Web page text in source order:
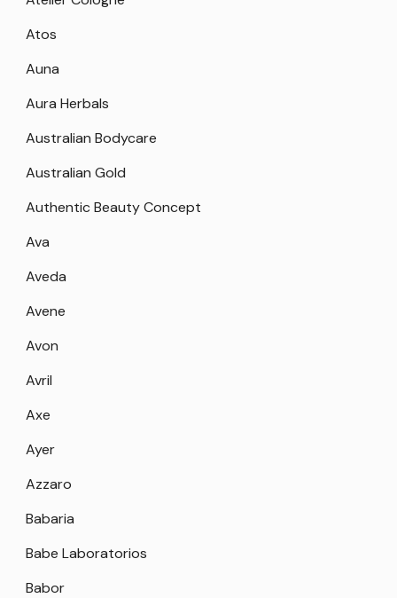
Atos
Auna
Aura Herbals
Australian Bodycare
Australian Gold
Authentic Beauty Concept
Ava
Aveda
Avene
Avon
Avril
Axe
Ayer
Azzaro
Babaria
Babe Laboratorios
Babor